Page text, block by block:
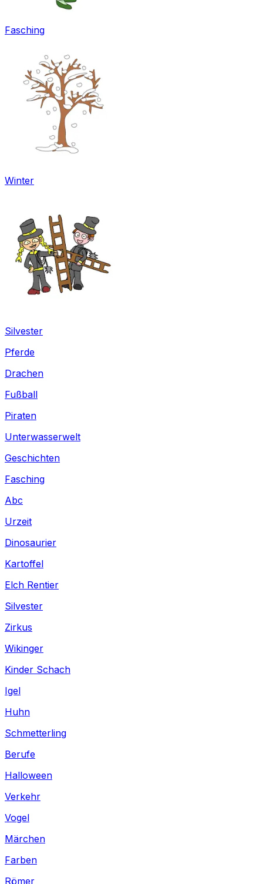
Fasching
Winter
Silvester
Pferde
Drachen
Fußball
Piraten
Unterwasserwelt
Geschichten
Fasching
Abc
Urzeit
Dinosaurier
Kartoffel
Elch Rentier
Silvester
Zirkus
Wikinger
Kinder Schach
Igel
Huhn
Schmetterling
Berufe
Halloween
Verkehr
Vogel
Märchen
Farben
Römer